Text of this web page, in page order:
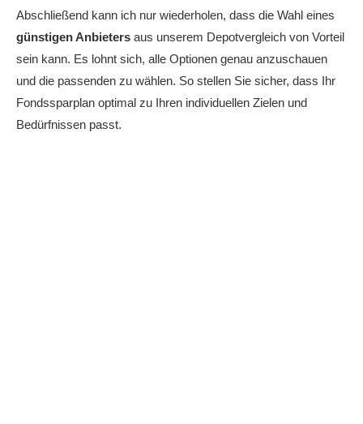
Abschließend kann ich nur wiederholen, dass die Wahl eines
günstigen Anbieters aus unserem Depotvergleich von Vorteil
sein kann. Es lohnt sich, alle Optionen genau anzuschauen
und die passenden zu wählen. So stellen Sie sicher, dass Ihr
Fondssparplan optimal zu Ihren individuellen Zielen und
Bedürfnissen passt.